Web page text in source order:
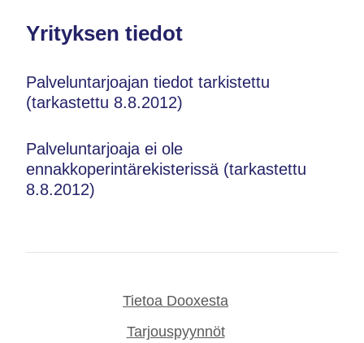
Yrityksen tiedot
Palveluntarjoajan tiedot tarkistettu
(tarkastettu 8.8.2012)
Palveluntarjoaja ei ole
ennakkoperintärekisterissä (tarkastettu
8.8.2012)
Tietoa Dooxesta
Tarjouspyynnöt